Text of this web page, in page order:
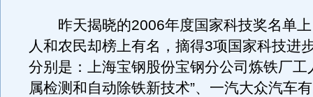
昨天揭晓的2006年度国家科技奖名单上
人和农民却榜上有名，摘得3项国家科技进
分别是：上海宝钢股份宝钢分公司炼铁厂工
属检测和自动除铁新技术”、一汽大众汽车